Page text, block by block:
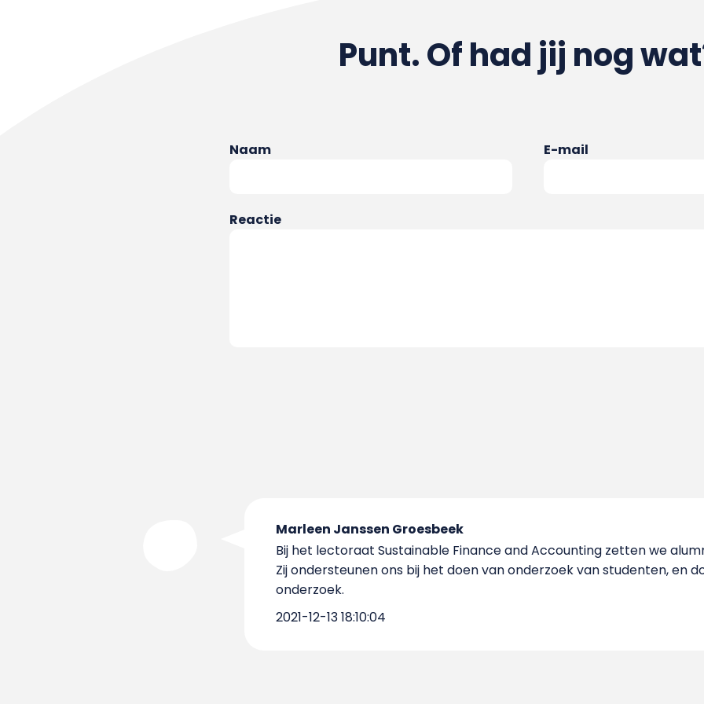
Punt. Of had jij nog
Naam E-mail
Reactie
Marleen Janssen Groesbeek
Bij het lectoraat Sustainable Finance and Accounting zetten we
Zij ondersteunen ons bij het doen van onderzoek van studenten, en
onderzoek.
2021-12-13 18:10:04